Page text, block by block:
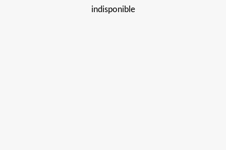
indisponible